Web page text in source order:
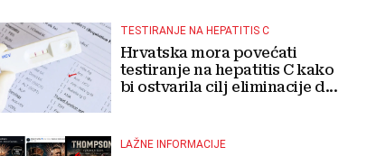
TESTIRANJE NA HEPATITIS C
Hrvatska mora povećati
testiranje na hepatitis C kako
bi ostvarila cilj eliminacije d...
LAŽNE INFORMACIJE